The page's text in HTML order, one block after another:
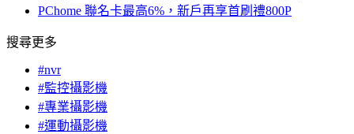
PChome 聯名卡最高6%，新戶再享首刷禮800P
搜尋更多
#nvr
#監控攝影機
#專業攝影機
#運動攝影機